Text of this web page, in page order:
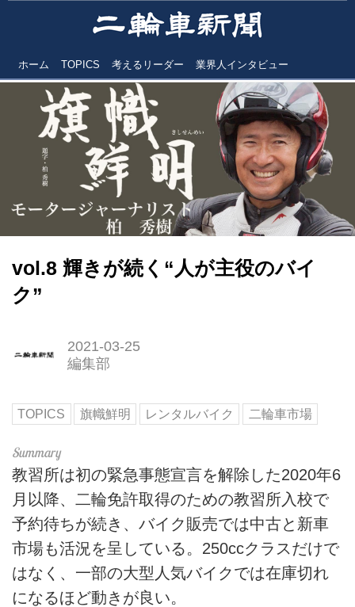
ホーム TOPICS 考えるリーダー 業界人インタビュー
vol.8 輝きが続く“人が主役のバイ
ク”
2021-03-25
編集部
TOPICS 旗幟鮮明 レンタルバイク 二輪車市場
教習所は初の緊急事態宣言を解除した2020年6
月以降、二輪免許取得のための教習所入校で
予約待ちが続き、バイク販売では中古と新車
市場も活況を呈している。250ccクラスだけで
はなく、一部の大型人気バイクでは在庫切れ
になるほど動きが良い。